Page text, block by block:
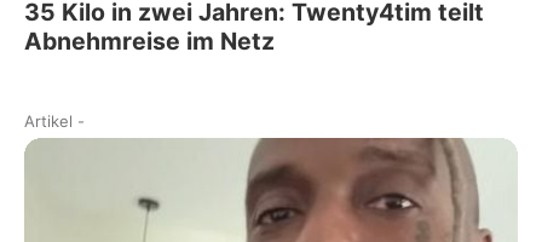
35 Kilo in zwei Jahren: Twenty4tim teilt
Abnehmreise im Netz
Artikel -